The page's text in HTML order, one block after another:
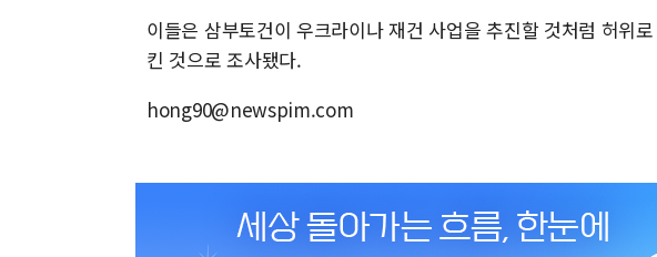
이들은 삼부토건이 우크라이나 재건 사업을 추진할 것처럼 허위
킨 것으로 조사됐다.
hong90@newspim.com